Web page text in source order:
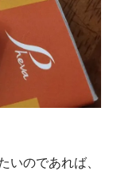
いのであれば、